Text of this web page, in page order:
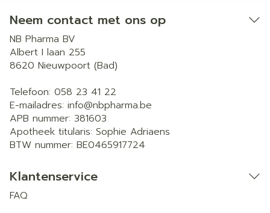
Neem contact met ons op
NB Pharma BV
Albert I laan 255
8620 Nieuwpoort (Bad)
Telefoon: 058 23 41 22
E-mailadres: info@nbpharma.be
APB nummer: 381603
Apotheek titularis: Sophie Adriaens
BTW nummer: BE0465917724
Klantenservice
FAQ